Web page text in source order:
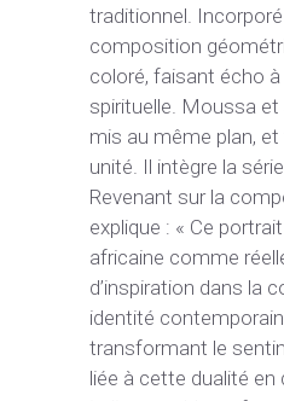
traditionnel.
composition
coloré, faisant écho
spirituelle. Moussa
mis au même plan,
unité. Il intègre la
Revenant sur la
explique : « Ce
africaine comme
d’inspiration dans la
identité
transformant le
liée à cette dualité en